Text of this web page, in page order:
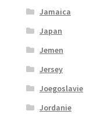
Jamaica
Japan
Jemen
Jersey
Joegoslavie
Jordanie